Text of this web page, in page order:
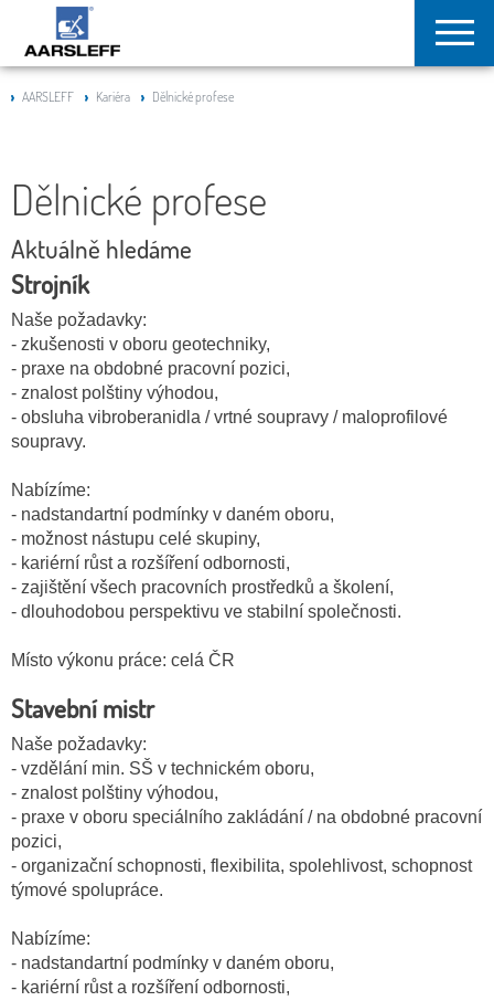
AARSLEFF Kariéra Dělnické profese
Dělnické profese
Aktuálně hledáme
Strojník
Naše požadavky:
- zkušenosti v oboru geotechniky,
- praxe na obdobné pracovní pozici,
- znalost polštiny výhodou,
- obsluha vibroberanidla / vrtné soupravy / maloprofilové
soupravy.
Nabízíme:
- nadstandartní podmínky v daném oboru,
- možnost nástupu celé skupiny,
- kariérní růst a rozšíření odbornosti,
- zajištění všech pracovních prostředků a školení,
- dlouhodobou perspektivu ve stabilní společnosti.
Místo výkonu práce: celá ČR
Stavební mistr
Naše požadavky:
- vzdělání min. SŠ v technickém oboru,
- znalost polštiny výhodou,
- praxe v oboru speciálního zakládání / na obdobné pracovní
pozici,
- organizační schopnosti, flexibilita, spolehlivost, schopnost
týmové spolupráce.
Nabízíme:
- nadstandartní podmínky v daném oboru,
- kariérní růst a rozšíření odbornosti,